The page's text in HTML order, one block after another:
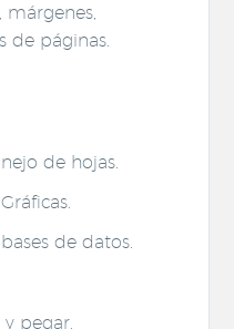
de páginas.
de hojas.
de datos.
pegar.